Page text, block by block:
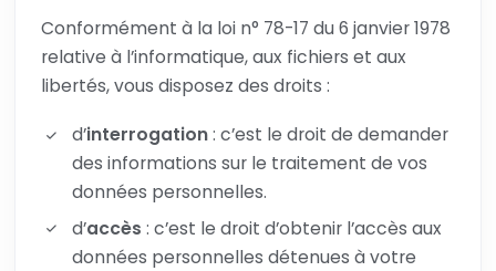
Conformément à la loi n° 78-17 du 6 janvier 1978
relative à l’informatique, aux fichiers et aux
libertés, vous disposez des droits :
d’interrogation: c’est le droit de demander
des informations sur le traitement de vos
données personnelles.
d’accès : c’est le droit d’obtenir l’accès aux
données personnelles détenues à votre